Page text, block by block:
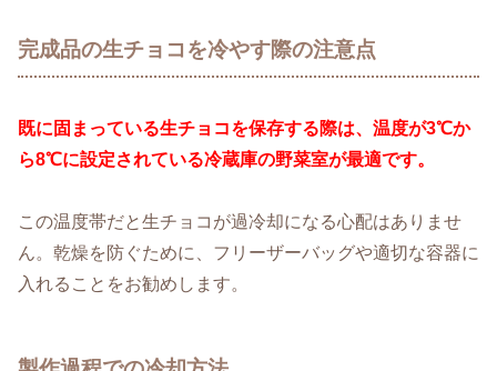
完成品の生チョコを冷やす際の注意点
既に固まっている生チョコを保存する際は、温度が3℃か
ら8℃に設定されている冷蔵庫の野菜室が最適です。
この温度帯だと生チョコが過冷却になる心配はありませ
ん。乾燥を防ぐために、フリーザーバッグや適切な容器に
入れることをお勧めします。